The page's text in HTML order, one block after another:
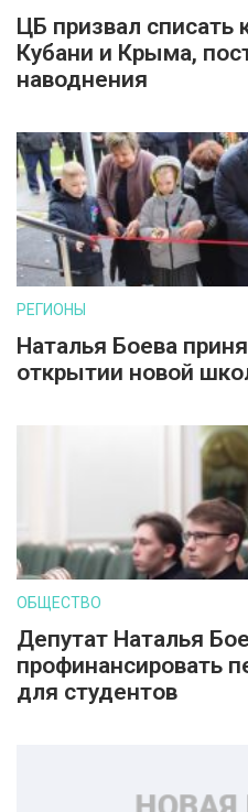
ЦБ призвал
Кубани и Крыма,
наводнения
РЕГИОНЫ
Наталья Боева
открытии новой
ОБЩЕСТВО
Депутат Наталья
профинансировать
для студентов